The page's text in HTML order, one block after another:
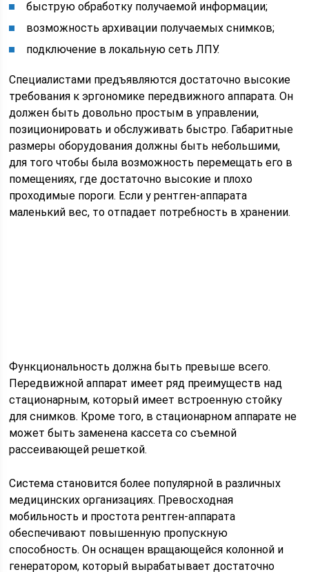
быструю обработку получаемой информации;
возможность архивации получаемых снимков;
подключение в локальную сеть ЛПУ.
Специалистами предъявляются достаточно высокие
требования к эргономике передвижного аппарата. Он
должен быть довольно простым в управлении,
позиционировать и обслуживать быстро. Габаритные
размеры оборудования должны быть небольшими,
для того чтобы была возможность перемещать его в
помещениях, где достаточно высокие и плохо
проходимые пороги. Если у рентген-аппарата
маленький вес, то отпадает потребность в хранении.
Функциональность должна быть превыше всего.
Передвижной аппарат имеет ряд преимуществ над
стационарным, который имеет встроенную стойку
для снимков. Кроме того, в стационарном аппарате не
может быть заменена кассета со съемной
рассеивающей решеткой.
Система становится более популярной в различных
медицинских организациях. Превосходная
мобильность и простота рентген-аппарата
обеспечивают повышенную пропускную
способность. Он оснащен вращающейся колонной и
генератором, который вырабатывает достаточно